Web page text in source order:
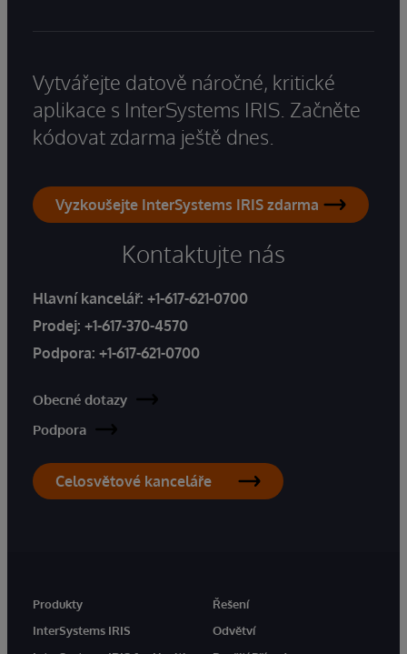
Vytvářejte datově náročné, kritické
aplikace s InterSystems IRIS. Začněte
kódovat zdarma ještě dnes.
Vyzkoušejte InterSystems IRIS zdarma
Kontaktujte nás
Hlavní kancelář: +1-617-621-0700
Prodej: +1-617-370-4570
Podpora: +1-617-621-0700
Obecné dotazy
Podpora
Celosvětové kanceláře
Produkty
InterSystems IRIS
Řešení
Odvětví